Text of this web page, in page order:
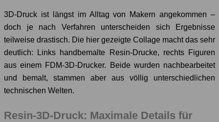
3D-Druck ist längst im Alltag von Makern angekommen –
doch je nach Verfahren unterscheiden sich Ergebnisse
teilweise drastisch. Die hier gezeigte Collage macht das sehr
deutlich: Links handbemalte Resin-Drucke, rechts Figuren
aus einem FDM-3D-Drucker. Beide wurden nachbearbeitet
und bemalt, stammen aber aus völlig unterschiedlichen
technischen Welten.
Resin-3D-Druck: Maximale Details für